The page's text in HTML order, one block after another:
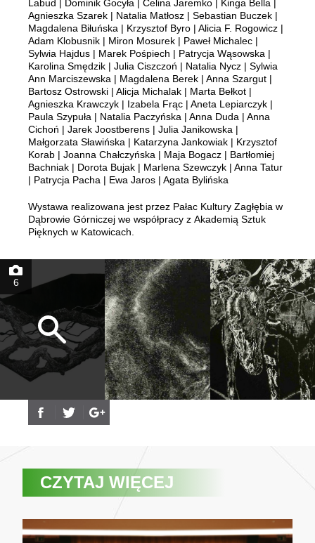
Labud | Dominik Gocyła | Celina Jaremko | Kinga Bella |
Agnieszka Szarek | Natalia Matłosz | Sebastian Buczek |
Magdalena Biłuńska | Krzysztof Byro | Alicia F. Rogowicz |
Adam Klobusnik | Miron Mosurek | Paweł Michalec |
Sylwia Hajdus | Marek Pośpiech | Patrycja Wąsowska |
Karolina Smędzik | Julia Ciszczoń | Natalia Nycz | Sylwia
Ann Marciszewska | Magdalena Berek | Anna Szargut |
Bartosz Ostrowski | Alicja Michalak | Marta Bełkot |
Agnieszka Krawczyk | Izabela Frąc | Aneta Lepiarczyk |
Paula Szypuła | Natalia Paczyńska | Anna Duda | Anna
Cichoń | Jarek Joostberens | Julia Janikowska |
Małgorzata Sławińska | Katarzyna Jankowiak | Krzysztof
Korab | Joanna Chałczyńska | Maja Bogacz | Bartłomiej
Bachniak | Dorota Bujak | Marlena Szewczyk | Anna Tatur
| Patrycja Pacha | Ewa Jaros | Agata Bylińska
Wystawa realizowana jest przez Pałac Kultury Zagłębia w
Dąbrowie Górniczej we współpracy z Akademią Sztuk
Pięknych w Katowicach.
6
CZYTAJ WIĘCEJ